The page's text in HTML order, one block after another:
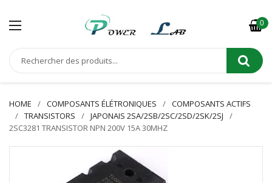
0
HOME COMPOSANTS ÉLÉTRONIQUES
COMPOSANTS ACTIFS
TRANSISTORS
JAPONAIS 2SA/2SB/2SC/2SD/2SK/2SJ
2SC3281 TRANSISTOR NPN 200V 15A 30MHZ